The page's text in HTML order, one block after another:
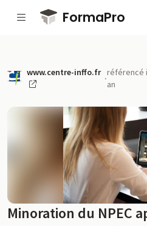
Passer au contenu principal
FormaPro
www.centre-inffo.fr
·
référencé
an
Minoration du NPEC